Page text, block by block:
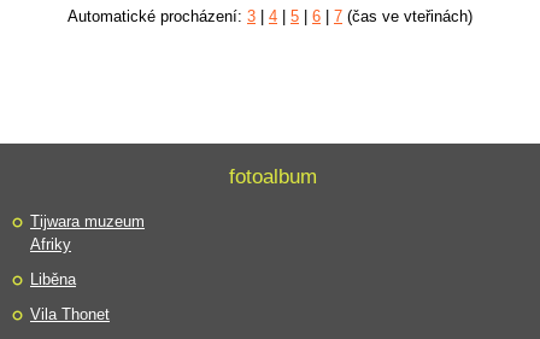
Automatické procházení: 3 4 5 6 7 (čas ve vteřinách)
fotoalbum
Tijwara muzeum
Afriky
Liběna
Vila Thonet